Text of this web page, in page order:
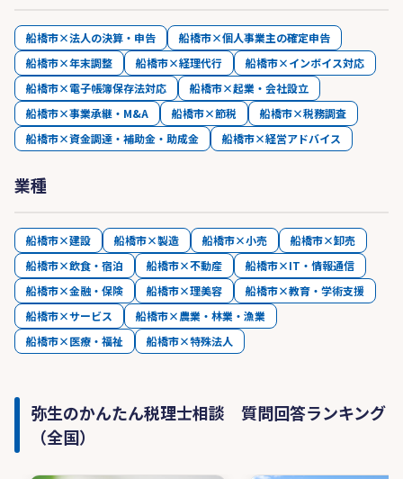
船橋市×法人の決算・申告
船橋市×個人事業主の確定申告
船橋市×年末調整
船橋市×経理代行
船橋市×インボイス対応
船橋市×電子帳簿保存法対応
船橋市×起業・会社設立
船橋市×事業承継・M&A
船橋市×節税
船橋市×税務調査
船橋市×資金調達・補助金・助成金
船橋市×経営アドバイス
業種
船橋市×建設 船橋市×製造 船橋市×小売
船橋市×卸売
船橋市×飲食・宿泊
船橋市×不動産
船橋市×IT・情報通信
船橋市×金融・保険
船橋市×理美容
船橋市×教育・学術支援
船橋市×サービス
船橋市×農業・林業・漁業
船橋市×医療・福祉
船橋市×特殊法人
弥生のかんたん税理士相談 質問回答ランキング
（全国）